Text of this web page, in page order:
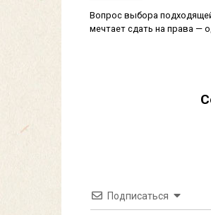
Вопрос выбора
мечтает сдать на права —
Подписаться